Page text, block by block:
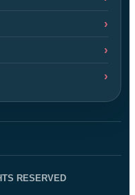
RESERVED